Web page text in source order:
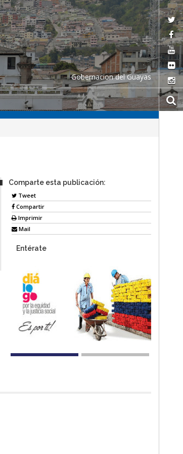
Gobernacion del Guayas
Comparte esta publicación:
Tweet
Compartir
Imprimir
Mail
Entérate